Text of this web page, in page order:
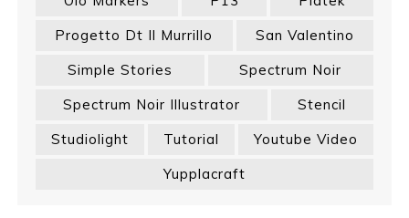
Progetto Dt Il Murrillo
San Valentino
Simple Stories
Spectrum Noir
Spectrum Noir Illustrator
Stencil
Studiolight
Tutorial
Youtube Video
Yupplacraft